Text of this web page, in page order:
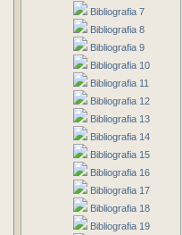
Bibliografia 7
Bibliografia 8
Bibliografia 9
Bibliografia 10
Bibliografia 11
Bibliografia 12
Bibliografia 13
Bibliografia 14
Bibliografia 15
Bibliografia 16
Bibliografia 17
Bibliografia 18
Bibliografia 19